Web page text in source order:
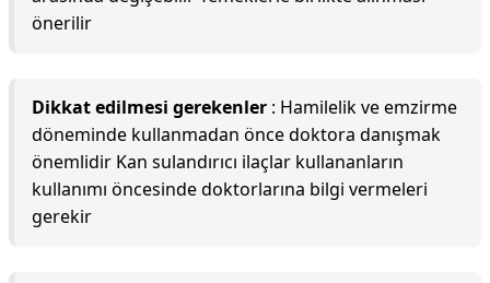
önerilir
Dikkat edilmesi gerekenler : Hamilelik ve emzirme
döneminde kullanmadan önce doktora danışmak
önemlidir Kan sulandırıcı ilaçlar kullananların
kullanımı öncesinde doktorlarına bilgi vermeleri
gerekir